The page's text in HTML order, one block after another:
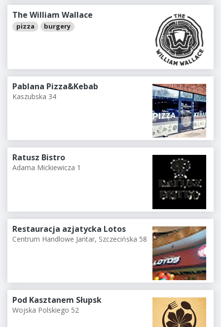
The William Wallace
pizza burgery
Pablana Pizza&Kebab
Kaszubska 34
Ratusz Bistro
Adama Mickiewicza 1
Restauracja azjatycka Lotos
Centrum Handlowe Jantar, Szczecińska 58
Pod Kasztanem Słupsk
Wojska Polskiego 52